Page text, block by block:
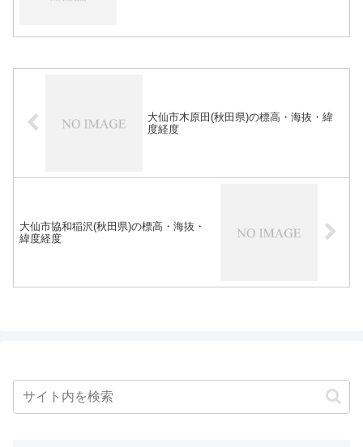
大仙市木原田(秋田県)の標高・海抜・緯
度経度
大仙市協和稲沢(秋田県)の標高・海抜・
緯度経度